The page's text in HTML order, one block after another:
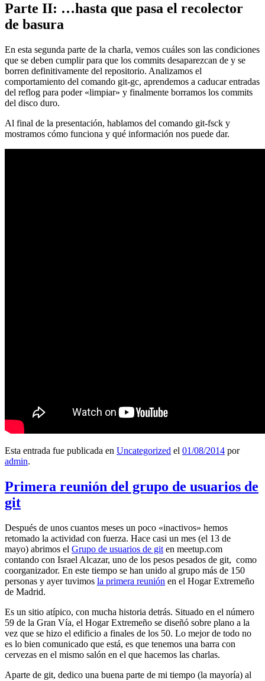
Parte II: …hasta que pasa el recolector
de basura
En esta segunda parte de la charla, vemos cuáles son las condiciones
que se deben cumplir para que los commits desaparezcan de y se
borren definitivamente del repositorio. Analizamos el
comportamiento del comando git-gc, aprendemos a caducar entradas
del reflog para poder «limpiar» y finalmente borramos los commits
del disco duro.
Al final de la presentación, hablamos del comando git-fsck y
mostramos cómo funciona y qué información nos puede dar.
Esta entrada fue publicada en Uncategorized el 01/08/2014 por
admin.
Primera reunión del grupo de usuarios de
git
Después de unos cuantos meses un poco «inactivos» hemos
retomado la actividad con fuerza. Hace casi un mes (el 13 de
mayo) abrimos el Grupo de usuarios de git en meetup.com
contando con Israel Alcazar, uno de los pesos pesados de git, como
coorganizador. En este tiempo se han unido al grupo más de 150
personas y ayer tuvimos la primera reunión en el Hogar Extremeño
de Madrid.
Es un sitio atípico, con mucha historia detrás. Situado en el número
59 de la Gran Vía, el Hogar Extremeño se diseñó sobre plano a la
vez que se hizo el edificio a finales de los 50. Lo mejor de todo no
es lo bien comunicado que está, es que tenemos una barra con
cervezas en el mismo salón en el que hacemos las charlas.
Aparte de git, dedico una buena parte de mi tiempo (la mayoría) al